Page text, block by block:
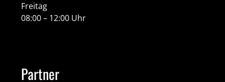
Freitag
08:00 – 12:00 Uhr
Partner